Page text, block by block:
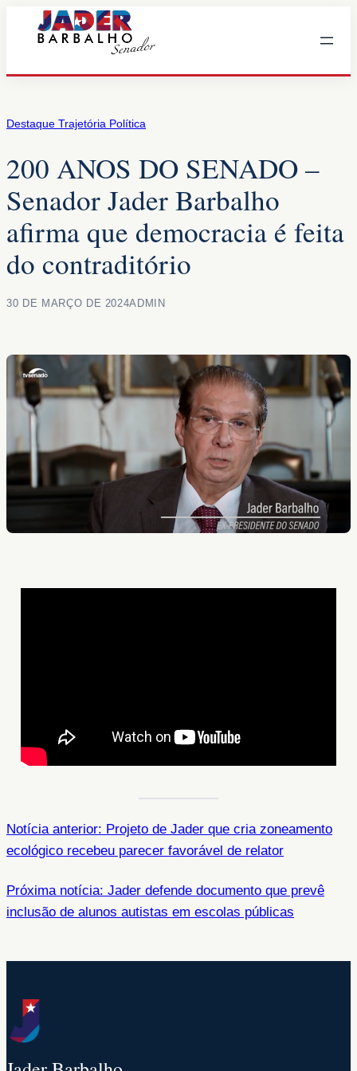
Destaque Trajetória Política
200 ANOS DO SENADO –
Senador Jader Barbalho
afirma que democracia é feita
do contraditório
30 DE MARÇO DE 2024ADMIN
Notícia anterior: Projeto de Jader que cria zoneamento
ecológico recebeu parecer favorável de relator
Próxima notícia: Jader defende documento que prevê
inclusão de alunos autistas em escolas públicas